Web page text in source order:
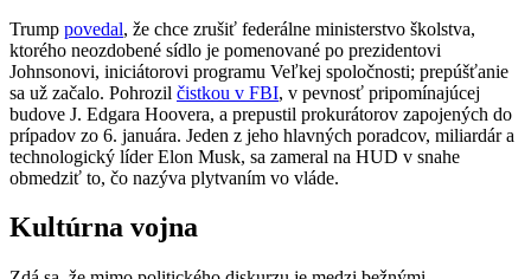
Trump povedal, že chce zrušiť federálne ministerstvo školstva,
ktorého neozdobené sídlo je pomenované po prezidentovi
Johnsonovi, iniciátorovi programu Veľkej spoločnosti; prepúšťanie
sa už začalo. Pohrozil čistkou v FBI, v pevnosť pripomínajúcej
budove J. Edgara Hoovera, a prepustil prokurátorov zapojených do
prípadov zo 6. januára. Jeden z jeho hlavných poradcov, miliardár a
technologický líder Elon Musk, sa zameral na HUD v snahe
obmedziť to, čo nazýva plytvaním vo vláde.
Kultúrna vojna